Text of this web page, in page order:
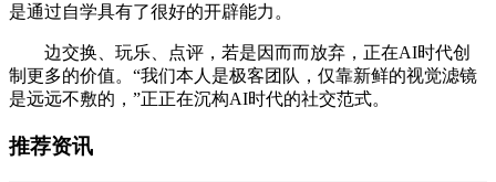
是通过自学具有了很好的开辟能力。
边交换、玩乐、点评，若是因而而放弃，正在AI时代创
制更多的价值。“我们本人是极客团队，仅靠新鲜的视觉滤镜
是远远不敷的，”正正在沉构AI时代的社交范式。
推荐资讯